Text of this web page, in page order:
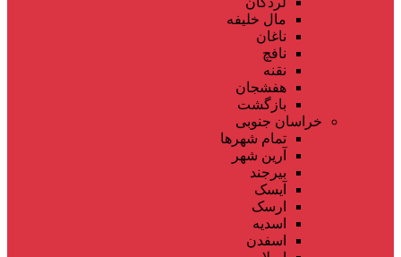
مال خلیفه
ناغان
نافچ
نقنه
هفشجان
بازگشت
خراسان جنوبی
تمام شهر‌ها
آرین شهر
بیرجند
آیسک
ارسک
اسدیه
اسفدن